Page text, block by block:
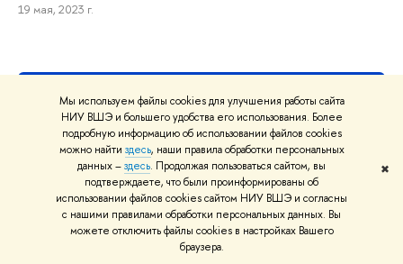
Мы используем файлы cookies для улучшения работы сайта
НИУ ВШЭ и большего удобства его использования. Более
подробную информацию об использовании файлов cookies
можно найти здесь, наши правила обработки персональных
данных –здесь. Продолжая пользоваться сайтом, вы
подтверждаете, что были проинформированы об
использовании файлов cookies сайтом НИУ ВШЭ и согласны
с нашими правилами обработки персональных данных. Вы
можете отключить файлы cookies в настройках Вашего
браузера.
✖
19 мая, 2023 г.
Больше историй успеха